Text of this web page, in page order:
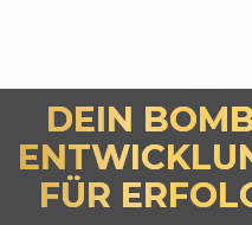
DEIN
FÜR